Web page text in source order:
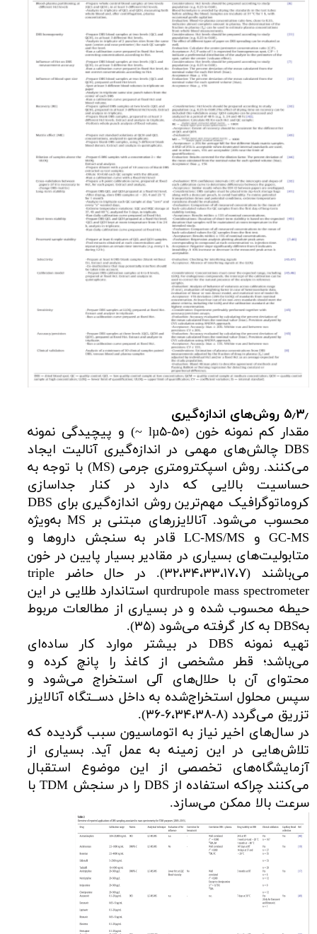
۵٫۳٫ روش‌های اندازه‌گیری
مقدار کم نمونه خون (lµ۵-۵۰ ~) و پیچیدگی نمونه
DBS چالش‌های مهمی در اندازه‌گیری آنالیت ایجاد
می‌کنند. روش اسپکترومتری جرمی (MS) با توجه به
حساسیت بالایی که دارد در کنار جداسازی
کروماتوگرافیک مهم‌ترین روش اندازه‌گیری برای DBS
محسوب می‌شود. آنالایزرهای مبتنی بر MS به‌ویژه
GC-MS و LC-MS/MS قادر به سنجش داروها و
متابولیت‌های بسیاری در مقادیر بسیار پایین در خون
می‌باشند (۳۲،۳۴،۳۳،۱۷،۷). در حال حاضر triple
qurdrupole mass spectrometer استاندارد طلایی در این
حیطه محسوب شده و در بسیاری از مطالعات مربوط
بهDBS به کار گرفته می‌شود (۳۵).
تهیه نمونه DBS در بیشتر موارد کار ساده‌ای
می‌باشد؛ قطر مشخصی از کاغذ را پانچ کرده و
محتوای آن با حلال‌های آلی استخراج می‌شود و
سپس محلول استخراج‌شده به داخل دســتگاه آنالایزر
تزریق می‌گردد (۸-۶،۳۴،۳۸-۳۶).
در سال‌های اخیر نیاز به اتوماسیون سبب گردیده که
تلاش‌هایی در این زمینه به عمل آید. بسیاری از
آزمایشگاه‌های تخصصی از این موضوع استقبال
می‌کنند چراکه استفاده از DBS را در سنجش TDM با
سرعت بالا ممکن می‌سازد.